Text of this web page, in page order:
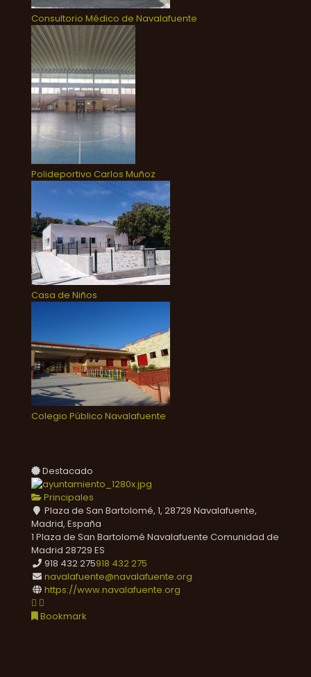
Consultorio Médico de Navalafuente
Polideportivo Carlos Muñoz
Casa de Niños
Colegio Público Navalafuente
Destacado
Principales
Plaza de San Bartolomé, 1, 28729 Navalafuente,
Madrid, España
1 Plaza de San Bartolomé Navalafuente Comunidad de
Madrid 28729 ES
918 432 275918 432 275
navalafuente@navalafuente.org
https://www.navalafuente.org
Bookmark